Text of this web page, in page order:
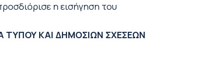
η εισήγηση του
ΤΥΠΟΥ ΚΑΙ ΔΗΜΟΣΙΩΝ ΣΧΕΣΕΩΝ